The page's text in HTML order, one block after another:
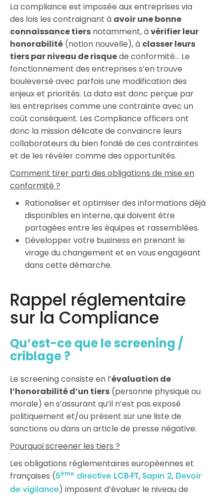
La compliance est imposée aux entreprises via
des lois les contraignant à avoir une bonne
connaissance tiers notamment, àvérifier leur
honorabilité (notion nouvelle), à classer leurs
tiers par niveau de risquede conformité… Le
fonctionnement des entreprises s’en trouve
bouleversé avec parfois une modification des
enjeux et priorités. La data est donc perçue par
les entreprises comme une contrainte avec un
coût conséquent. Les Compliance officers ont
donc la mission délicate de convaincre leurs
collaborateurs du bien fondé de ces contraintes
et de les révéler comme des opportunités.
Comment tirer parti des obligations de mise en
conformité ?
Rationaliser et optimiser des informations déjà
disponibles en interne, qui doivent être
partagées entre les équipes et rassemblées.
Développer votre business en prenant le
virage du changement et en vous engageant
dans cette démarche.
Rappel réglementaire
sur la Compliance
Qu’est-ce que le screening /
criblage ?
Le screening consiste en l’évaluation de
l’honorabilité d’un tiers (personne physique ou
morale) en s’assurant qu’il n’est pas exposé
politiquement et/ou présent sur une liste de
sanctions ou dans un article de presse négative.
Pourquoi screener les tiers ?
Les obligations réglementaires européennes et
françaises (5ème directive LCB-FT, Sapin 2, Devoir
de vigilance) imposent d’évaluer le niveau de